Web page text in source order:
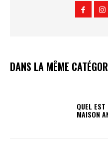
DANS LA MÊME
QUEL EST
MAISON